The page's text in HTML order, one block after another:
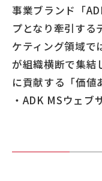
事業ブランド「
プとなり牽引する
ケティング領域で
が組織横断で集結
に貢献する「価値
・ADK MSウェブ